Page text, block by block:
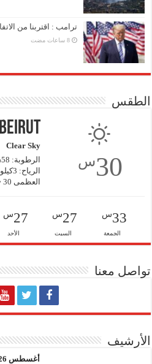
ترامب : اقتربنا من
‏8 ساعات مضت
الطقس
30س
Beirut
Clear Sky
الرطوبة: 58%
الرياح: 3كيلومتر/ساعة غ.ج.غ
العظمى 30 • الصغرى 30
33س
الجمعة
27س
السبت
27س
الأحد
تواصل معنا
الأرشيف
أغسطس 2026